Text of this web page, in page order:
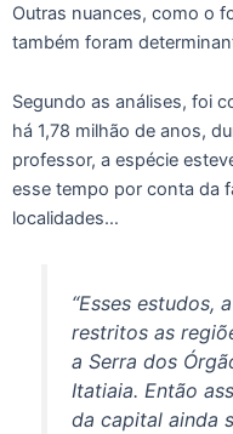
Outras nuances, como o
também foram
Segundo as análises, foi
há 1,78 milhão de anos,
professor, a espécie
esse tempo por conta da
localidades…
“Esses estudos,
restritos as
a Serra dos
Itatiaia. Então
da capital ainda